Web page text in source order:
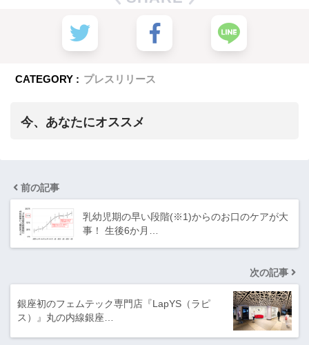
CATEGORY : プレスリリース
今、あなたにオススメ
前の記事
乳幼児期の早い段階(※1)からのお口のケアが大
事！ 生後6か月…
次の記事
銀座初のフェムテック専門店『LapYS（ラピ
ス）』丸の内線銀座…